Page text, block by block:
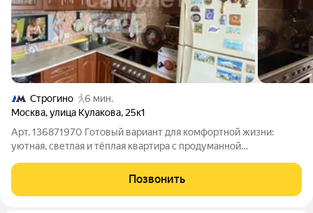
Строгино
6 мин.
Москва,улица Кулакова, 25к1
Арт. 136871970 Готовый вариант для комфортной жизни:
уютная, светлая и тёплая квартира с продуманной
свет и тепло Уютная 2-комнатная квартира на 10-м этаже с
правильой планировкой готова для
Позвонить